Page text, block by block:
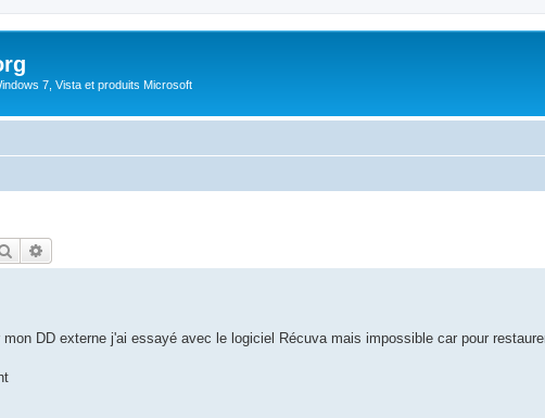
7, Vista et produits Microsoft
Rechercher
DD externe j'ai essayé avec le logiciel Récuva mais impossible car pour